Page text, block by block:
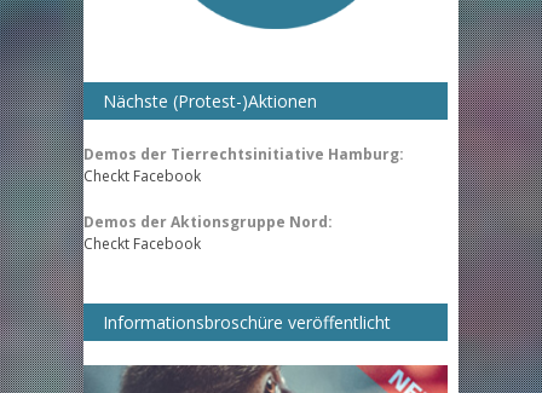
Nächste (Protest-)Aktionen
Demos der Tierrechtsinitiative Hamburg:
Checkt Facebook
Demos der Aktionsgruppe Nord:
Checkt Facebook
Informationsbroschüre veröffentlicht